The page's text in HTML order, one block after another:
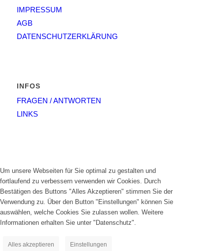
IMPRESSUM
AGB
DATENSCHUTZERKLÄRUNG
INFOS
FRAGEN / ANTWORTEN
LINKS
Um unsere Webseiten für Sie optimal zu gestalten und
fortlaufend zu verbessern verwenden wir Cookies. Durch
Bestätigen des Buttons "Alles Akzeptieren" stimmen Sie der
Verwendung zu. Über den Button "Einstellungen" können Sie
auswählen, welche Cookies Sie zulassen wollen. Weitere
Informationen erhalten Sie unter "Datenschutz".
Alles akzeptieren Einstellungen